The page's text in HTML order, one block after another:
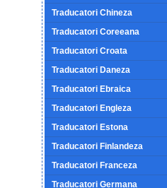
Traducatori Chineza
Traducatori Coreeana
Traducatori Croata
Traducatori Daneza
Traducatori Ebraica
Traducatori Engleza
Traducatori Estona
Traducatori Finlandeza
Traducatori Franceza
Traducatori Germana